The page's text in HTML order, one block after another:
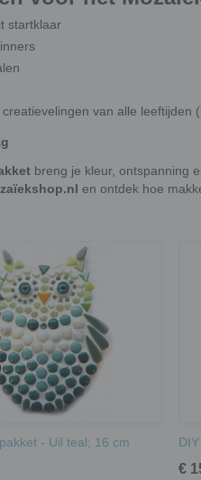
startklaar
van alle leeftijden
breng je kleur, ontspanning
en ontdek hoe
- Uil teal; 16 cm
€